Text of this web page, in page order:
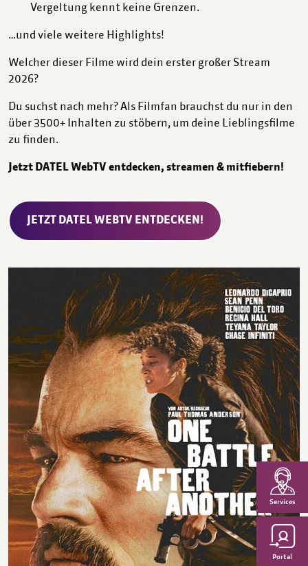
Vergeltung kennt keine Grenzen.
…und viele weitere Highlights!
Welcher dieser Filme wird dein erster großer Stream
2026?
Du suchst nach mehr? Als Filmfan brauchst du nur in den
über 3500+ Inhalten zu stöbern, um deine Lieblingsfilme
zu finden.
Jetzt DATEL WebTV entdecken, streamen & mitfiebern!
JETZT DATEL WEBTV ENTDECKEN!
Services
Portal